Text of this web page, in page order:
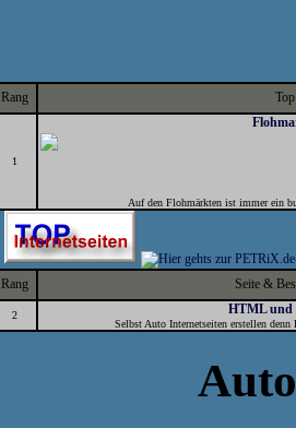
Rang
1
Auf den Flohmärkten ist immer ein
Rang Seite &
2 HTML und
Selbst Auto Internetseiten erstellen